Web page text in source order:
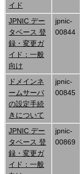
イド
JPNIC デー
タベース 登
録・変更ガ
イド：一般
向け
jpnic-
00844
ドメインネ
ームサーバ
の設定手続
きについて
jpnic-
00845
JPNIC デー
タベース 登
録・変更ガ
イド：一般
jpnic-
00869